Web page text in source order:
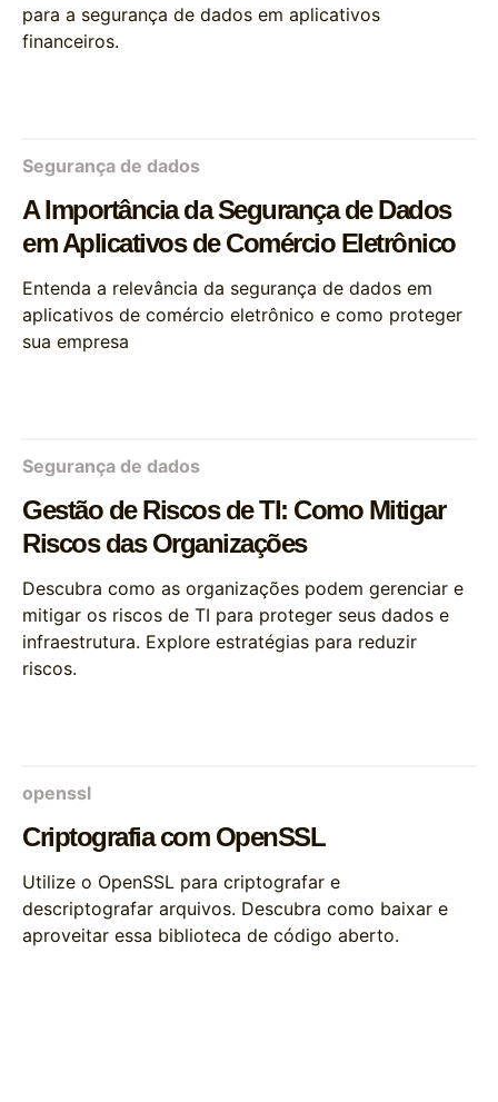
para a segurança de dados em aplicativos
financeiros.
Segurança de dados
A Importância da Segurança de Dados
em Aplicativos de Comércio Eletrônico
Entenda a relevância da segurança de dados em
aplicativos de comércio eletrônico e como proteger
sua empresa
Segurança de dados
Gestão de Riscos de TI: Como Mitigar
Riscos das Organizações
Descubra como as organizações podem gerenciar e
mitigar os riscos de TI para proteger seus dados e
infraestrutura. Explore estratégias para reduzir
riscos.
openssl
Criptografia com OpenSSL
Utilize o OpenSSL para criptografar e
descriptografar arquivos. Descubra como baixar e
aproveitar essa biblioteca de código aberto.